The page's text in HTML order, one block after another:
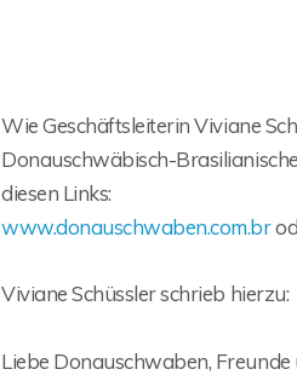
Wie Geschäftsleiterin Viviane
Donauschwäbisch-
diesen Links:
www.donauschwaben.com.br
Viviane Schüssler schrieb hierzu:
Liebe Donauschwaben,